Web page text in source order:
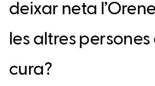
deixar neta
les altres
cura?